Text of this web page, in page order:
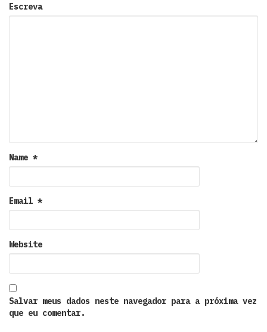
Escreva
Name *
Email *
Website
Salvar meus dados neste navegador para a próxima vez
que eu comentar.